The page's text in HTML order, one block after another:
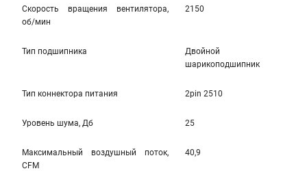
Скорость вращения вентилятора,
об/мин
2150
Тип подшипника
Двойной
шарикоподшипник
Тип коннектора питания 2pin 2510
Уровень шума, Дб 25
Максимальный воздушный поток,
CFM
40,9